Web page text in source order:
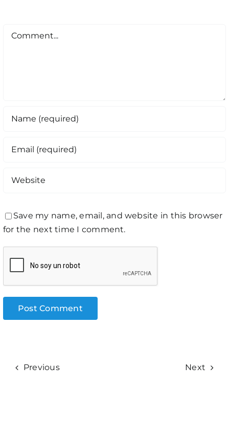
Comment
Save my name, email, and website in this browser
for the next time I comment.
Previous Next